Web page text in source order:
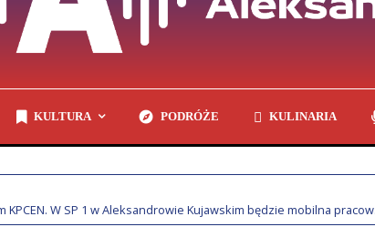
KULTURA PODRÓŻE KULINARIA
W SP 1 w Aleksandrowie Kujawskim będzie mobilna pracownia dydaktyczna